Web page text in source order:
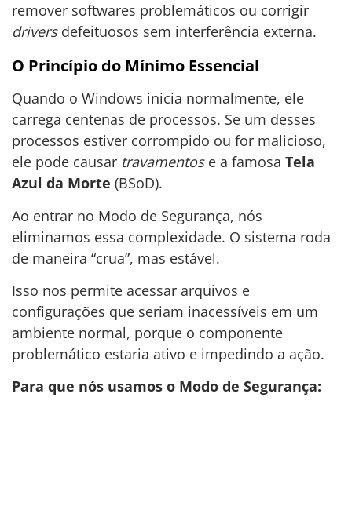
remover softwares problemáticos ou corrigir
driversdefeituosos sem interferência externa.
O Princípio do Mínimo Essencial
Quando o Windows inicia normalmente, ele
carrega centenas de processos. Se um desses
processos estiver corrompido ou for malicioso,
ele pode causar travamentose a famosa Tela
Azul da Morte (BSoD).
Ao entrar no Modo de Segurança, nós
eliminamos essa complexidade. O sistema roda
de maneira “crua”, mas estável.
Isso nos permite acessar arquivos e
configurações que seriam inacessíveis em um
ambiente normal, porque o componente
problemático estaria ativo e impedindo a ação.
Para que nós usamos o Modo de Segurança: